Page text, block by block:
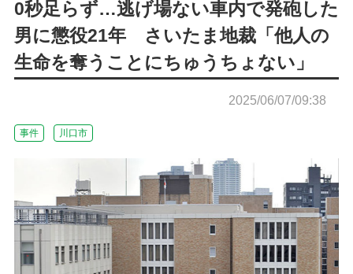
0秒足らず…逃げ場ない車内で発砲した
男に懲役21年 さいたま地裁「他人の
生命を奪うことにちゅうちょない」
2025/06/07/09:38
事件 川口市